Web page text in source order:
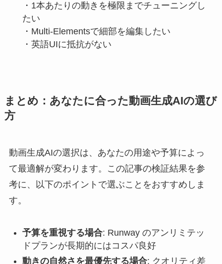
・1本あたりの動きを極限までチューニングし
たい
・Multi-Elementsで細部を編集したい
・英語UIに抵抗がない
まとめ：あなたに合った動画生成AIの選び
方
動画生成AIの選択は、あなたの用途や予算によっ
て最適解が変わります。この記事の検証結果を参
考に、以下のポイントで選ぶことをおすすめしま
す。
予算を重視する場合: Runway のアンリミテッ
ドプランが長期的にはコスパ良好
動きの自然さを最優先する場合: クオリティ差